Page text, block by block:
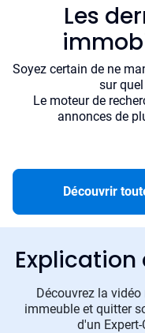
Les
Soyez certain de ne
sur
Le moteur de
annonces de
Découvrir
Découvrez la vidéo
immeuble et quitter
d'un